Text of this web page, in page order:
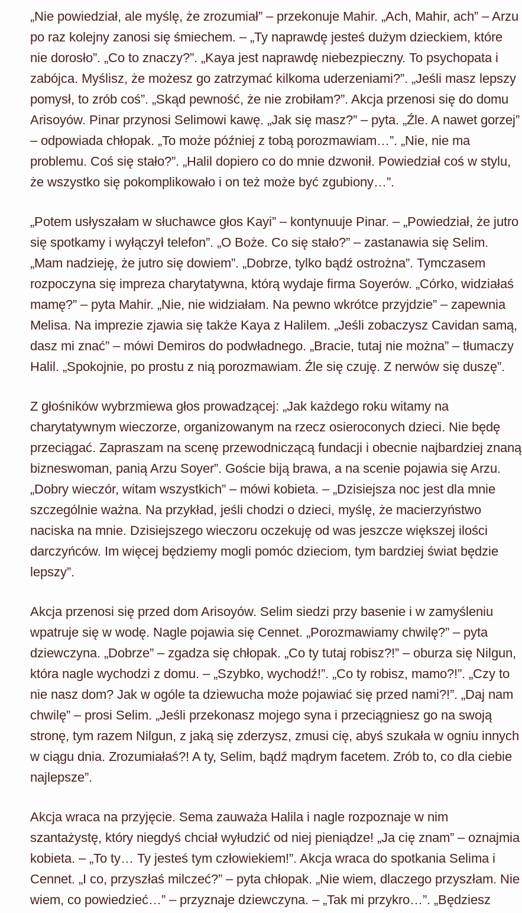
„Nie powiedział, ale myślę, że zrozumiał” – przekonuje Mahir. „Ach, Mahir, ach” – Arzu
po raz kolejny zanosi się śmiechem. – „Ty naprawdę jesteś dużym dzieckiem, które
nie dorosło”. „Co to znaczy?”. „Kaya jest naprawdę niebezpieczny. To psychopata i
zabójca. Myślisz, że możesz go zatrzymać kilkoma uderzeniami?”. „Jeśli masz lepszy
pomysł, to zrób coś”. „Skąd pewność, że nie zrobiłam?”. Akcja przenosi się do domu
Arisoyów. Pinar przynosi Selimowi kawę. „Jak się masz?” – pyta. „Źle. A nawet gorzej”
– odpowiada chłopak. „To może później z tobą porozmawiam…”. „Nie, nie ma
problemu. Coś się stało?”. „Halil dopiero co do mnie dzwonił. Powiedział coś w stylu,
że wszystko się pokomplikowało i on też może być zgubiony…”.
„Potem usłyszałam w słuchawce głos Kayi” – kontynuuje Pinar. – „Powiedział, że jutro
się spotkamy i wyłączył telefon”. „O Boże. Co się stało?” – zastanawia się Selim.
„Mam nadzieję, że jutro się dowiem”. „Dobrze, tylko bądź ostrożna”. Tymczasem
rozpoczyna się impreza charytatywna, którą wydaje firma Soyerów. „Córko, widziałaś
mamę?” – pyta Mahir. „Nie, nie widziałam. Na pewno wkrótce przyjdzie” – zapewnia
Melisa. Na imprezie zjawia się także Kaya z Halilem. „Jeśli zobaczysz Cavidan samą,
dasz mi znać” – mówi Demiros do podwładnego. „Bracie, tutaj nie można” – tłumaczy
Halil. „Spokojnie, po prostu z nią porozmawiam. Źle się czuję. Z nerwów się duszę”.
Z głośników wybrzmiewa głos prowadzącej: „Jak każdego roku witamy na
charytatywnym wieczorze, organizowanym na rzecz osieroconych dzieci. Nie będę
przeciągać. Zapraszam na scenę przewodniczącą fundacji i obecnie najbardziej znaną
bizneswoman, panią Arzu Soyer”. Goście biją brawa, a na scenie pojawia się Arzu.
„Dobry wieczór, witam wszystkich” – mówi kobieta. – „Dzisiejsza noc jest dla mnie
szczególnie ważna. Na przykład, jeśli chodzi o dzieci, myślę, że macierzyństwo
naciska na mnie. Dzisiejszego wieczoru oczekuję od was jeszcze większej ilości
darczyńców. Im więcej będziemy mogli pomóc dzieciom, tym bardziej świat będzie
lepszy”.
Akcja przenosi się przed dom Arisoyów. Selim siedzi przy basenie i w zamyśleniu
wpatruje się w wodę. Nagle pojawia się Cennet. „Porozmawiamy chwilę?” – pyta
dziewczyna. „Dobrze” – zgadza się chłopak. „Co ty tutaj robisz?!” – oburza się Nilgun,
która nagle wychodzi z domu. – „Szybko, wychodź!”. „Co ty robisz, mamo?!”. „Czy to
nie nasz dom? Jak w ogóle ta dziewucha może pojawiać się przed nami?!”. „Daj nam
chwilę” – prosi Selim. „Jeśli przekonasz mojego syna i przeciągniesz go na swoją
stronę, tym razem Nilgun, z jaką się zderzysz, zmusi cię, abyś szukała w ogniu innych
w ciągu dnia. Zrozumiałaś?! A ty, Selim, bądź mądrym facetem. Zrób to, co dla ciebie
najlepsze”.
Akcja wraca na przyjęcie. Sema zauważa Halila i nagle rozpoznaje w nim
szantażystę, który niegdyś chciał wyłudzić od niej pieniądze! „Ja cię znam” – oznajmia
kobieta. – „To ty… Ty jesteś tym człowiekiem!”. Akcja wraca do spotkania Selima i
Cennet. „I co, przyszłaś milczeć?” – pyta chłopak. „Nie wiem, dlaczego przyszłam. Nie
wiem, co powiedzieć…” – przyznaje dziewczyna. – „Tak mi przykro…”. „Będziesz